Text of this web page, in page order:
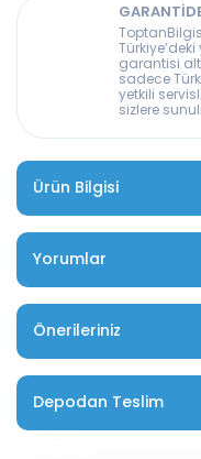
garantisi
sadece
yetkili
sizlere
Ürün Bilgisi
Yorumlar
Önerileriniz
Depodan Teslim